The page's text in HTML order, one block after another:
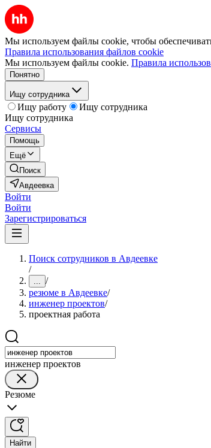
Мы используем файлы cookie, чтобы
Правила использования файлов cookie
Мы используем файлы cookie. Правила
Понятно
Ищу сотрудника
Ищу работу
Ищу сотрудника
Ищу сотрудника
Сервисы
Помощь
Ещё
Поиск
Авдеевка
Войти
Войти
Зарегистрироваться
Поиск сотрудников в Авдеевке
/
... /
резюме в Авдеевке/
инженер проектов/
проектная работа
инженер проектов
Резюме
Найти